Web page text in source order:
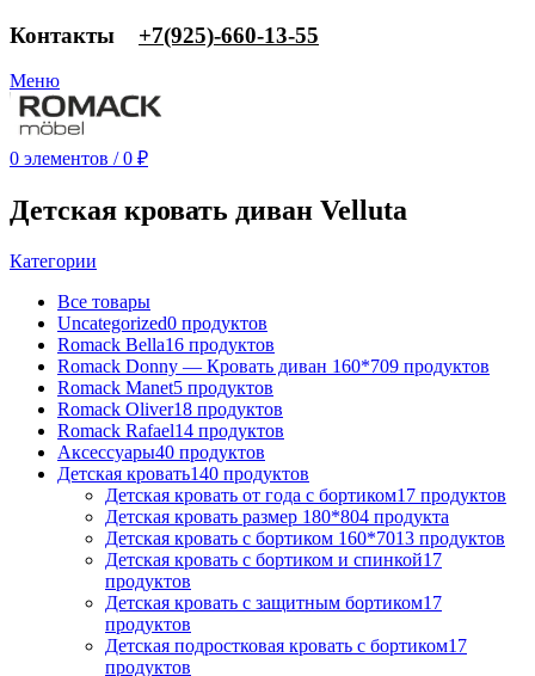
Контакты ‎+7(925)-660-13-55
Меню
0 элементов / 0 ₽
Детская кровать диван Velluta
Категории
Все товары
Uncategorized0 продуктов
Romack Bella16 продуктов
Romack Donny — Кровать диван 160*709 продуктов
Romack Manet5 продуктов
Romack Oliver18 продуктов
Romack Rafael14 продуктов
Аксессуары40 продуктов
Детская кровать140 продуктов
Детская кровать от года с бортиком17 продуктов
Детская кровать размер 180*804 продукта
Детская кровать с бортиком 160*7013 продуктов
Детская кровать с бортиком и спинкой17
продуктов
Детская кровать с защитным бортиком17
продуктов
Детская подростковая кровать с бортиком17
продуктов